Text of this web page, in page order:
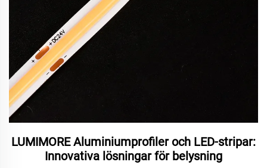
LUMIMORE Aluminiumprofiler och LED-stripar:
Innovativa lösningar för belysning